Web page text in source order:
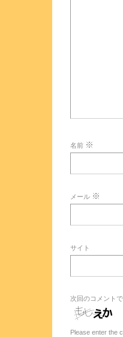
名前 ※
メール ※
サイト
次回のコメント
Please enter the